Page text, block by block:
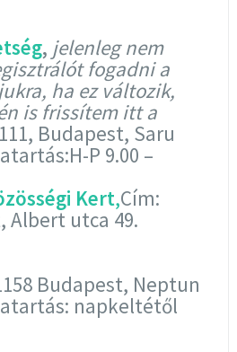
, jelenleg nem
fogadni a
ha ez változik,
is frissítem itt a
Budapest, Saru
P 9.00 –
Kert,Cím:
Albert utca 49.
Budapest, Neptun
napkeltétől